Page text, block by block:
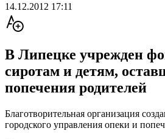
14.12.2012 17:11
В Липецке учрежден
сиротам и детям,
попечения родителей
Благотворительная организация
городского управления опеки и